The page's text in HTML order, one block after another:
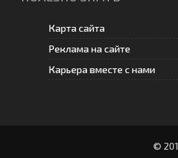
Карта сайта
Реклама на сайте
Карьера вместе с нами
©